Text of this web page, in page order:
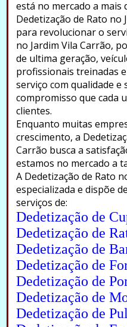
está no mercado a mais
Dedetização de Rato no
para revolucionar o
no Jardim Vila Carrão,
de ultima geração,
profissionais treinadas
serviço com qualidade e
compromisso que cada
clientes.
Enquanto muitas
crescimento, a
Carrão busca a
estamos no mercado a
A Dedetização de Rato
especializada e dispõe
serviços de:
Dedetização de
Dedetização de
Dedetização de
Dedetização de
Dedetização de
Dedetização de
Dedetização de